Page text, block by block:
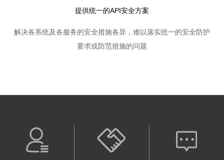
提供统一的API安全方案
解决各系统及各服务的安全措施各异，难以落实统一的安全防护
要求或防范措施的问题